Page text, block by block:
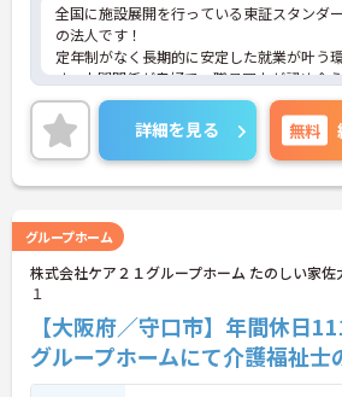
全国に施設展開を行っている東証スタンダ
の法人です！
定年制がなく長期的に安定した就業が叶う
す。人間関係が良好で、職員同士が認め合
根付いています。
ご興味のある方には、面接対策ポイントなど
に詳細をご案内しますのでお気軽にご相談
い！
詳細を見る 無料
グループホーム
株式会社ケア２１グループホーム たのしい家佐
１
【大阪府／守口市】年間休日
グループホームにて介護福祉士